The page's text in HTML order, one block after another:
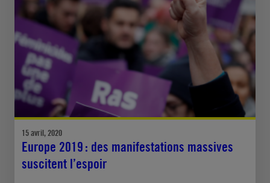
15 avril, 2020
Europe 2019 : des manifestations massives
suscitent l’espoir